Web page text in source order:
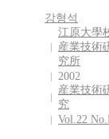
강형석
江原大學
産業技術
究所
2002
産業技術
究
Vol.22